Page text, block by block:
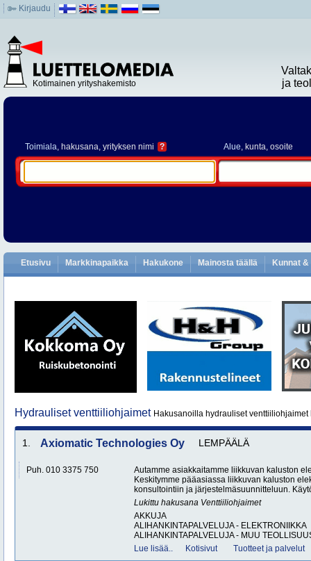
Kirjaudu
Kotimainen yrityshakemisto
ja
Toimiala, hakusana, yrityksen nimi ? Alue, kunta, osoite
Etusivu Markkinapaikka Hakukone Mainosta täällä Kunnat
Hydrauliset venttiiliohjaimet Hakusanoilla hydrauliset
1. Axiomatic Technologies Oy LEMPÄÄLÄ
Puh. 010 3375 750
Autamme asiakkaitamme liikkuvan kaluston
Keskitymme pääasiassa liikkuvan kaluston
konsultointiin ja järjestelmäsuunnitteluun.
Lukittu hakusana Venttiiliohjaimet
AKKUJA
ALIHANKINTAPALVELUJA - ELEKTRONIIKKA
ALIHANKINTAPALVELUJA - MUU
Lue lisää..
Kotisivut Tuotteet ja palvelut